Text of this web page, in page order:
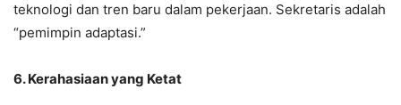
teknologi dan tren baru dalam pekerjaan. Sekretaris adalah
“pemimpin adaptasi.”
6. Kerahasiaan yang Ketat